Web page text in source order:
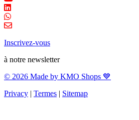
Inscrivez-vous
à notre newsletter
© 2026 Made by KMO Shops 💙
Privacy | Termes | Sitemap